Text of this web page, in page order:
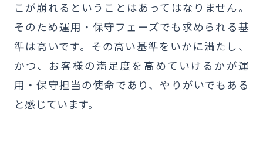
こが崩れるということはあってはなりません。
そのため運用・保守フェーズでも求められる基
準は高いです。その高い基準をいかに満たし、
かつ、お客様の満足度を高めていけるかが運
用・保守担当の使命であり、やりがいでもある
と感じています。